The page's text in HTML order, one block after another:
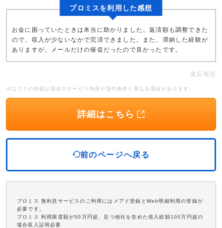
プロミスを利用した感想
お金に困っていたときは本当に助かりました。返済額も調整できた
ので、収入が少ないなかで完済できました。また、滞納した経験が
ありますが、メールだけの催促だったので良かったです。
違反報告
※口コミの内容は現在のサービス内容や貸付条件と異なる場合があります。
詳細はこちら
前のページへ戻る
プロミス 無利息サービスのご利用にはメアド登録とWeb明細利用の登録が
必要です。
プロミス 利用限度額が50万円超、且つ他社を含めた借入総額100万円超の
場合収入証明必要